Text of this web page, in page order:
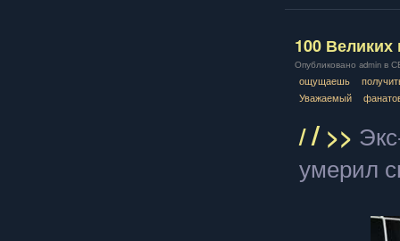
100 Великих
Опубликовано admin в
ощущаешь
Уважаемый
// >>
умерил